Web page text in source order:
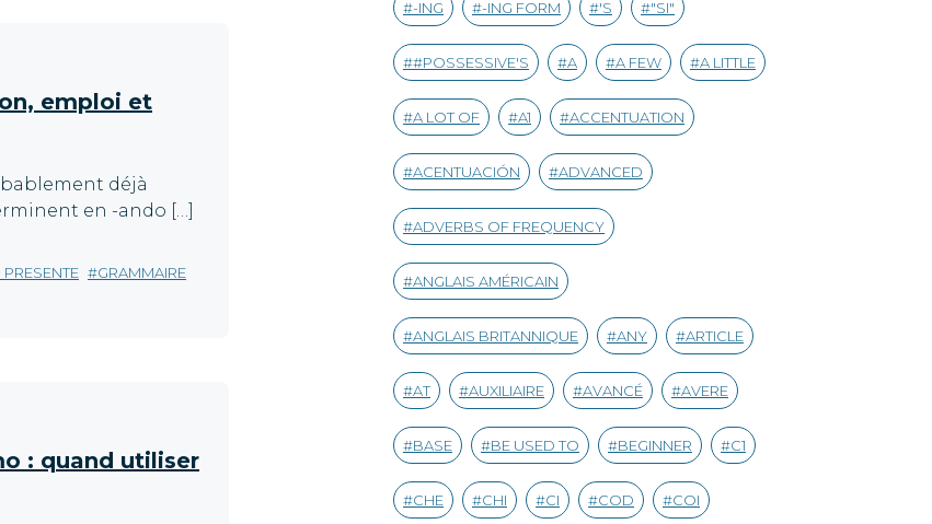
emploi et
déjà
en -ando […]
GRAMMAIRE
: quand utiliser
-ING -ING FORM 'S "SI"
#POSSESSIVE'S A A FEW A LITTLE
A LOT OF A1 ACCENTUATION
ACENTUACIÓN ADVANCED
ADVERBS OF FREQUENCY
ANGLAIS AMÉRICAIN
ANGLAIS BRITANNIQUE ANY ARTICLE
AT AUXILIAIRE AVANCÉ AVERE
BASE BE USED TO BEGINNER C1
CHE CHI CI COD COI